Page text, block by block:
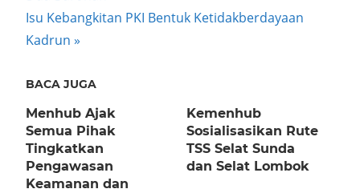
navigation
Next
Post:
Isu Kebangkitan PKI Bentuk Ketidakberdayaan
Kadrun
BACA JUGA
Menhub Ajak
Semua Pihak
Tingkatkan
Pengawasan
Keamanan dan
Kemenhub
Sosialisasikan Rute
TSS Selat Sunda
dan Selat Lombok